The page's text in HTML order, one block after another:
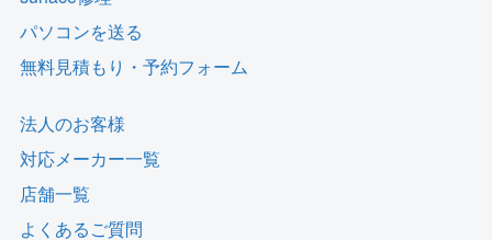
パソコンを送る
無料見積もり・予約フォーム
法人のお客様
対応メーカー一覧
店舗一覧
よくあるご質問